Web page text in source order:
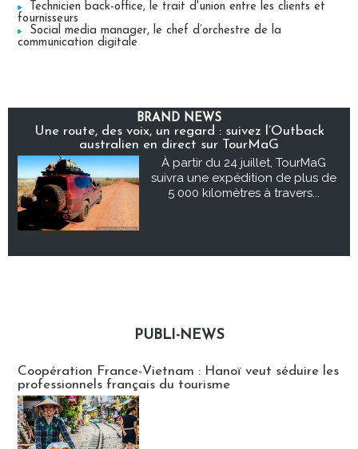
Technicien back-office, le trait d'union entre les clients et
fournisseurs
Social media manager, le chef d’orchestre de la
communication digitale
BRAND NEWS
Une route, des voix, un regard : suivez l’Outback
australien en direct sur TourMaG
À partir du 24 juillet, TourMaG
suivra une expédition de plus de
5 000 kilomètres à travers...
PUBLI-NEWS
Coopération France-Vietnam : Hanoï veut séduire les
professionnels français du tourisme